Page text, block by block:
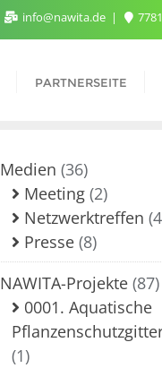
info@nawita.de
PARTNERSEITE
Medien (36)
Meeting (2)
Netzwerktreffen
Presse (8)
NAWITA-Projekte (87)
0001. Aquatische
(1)